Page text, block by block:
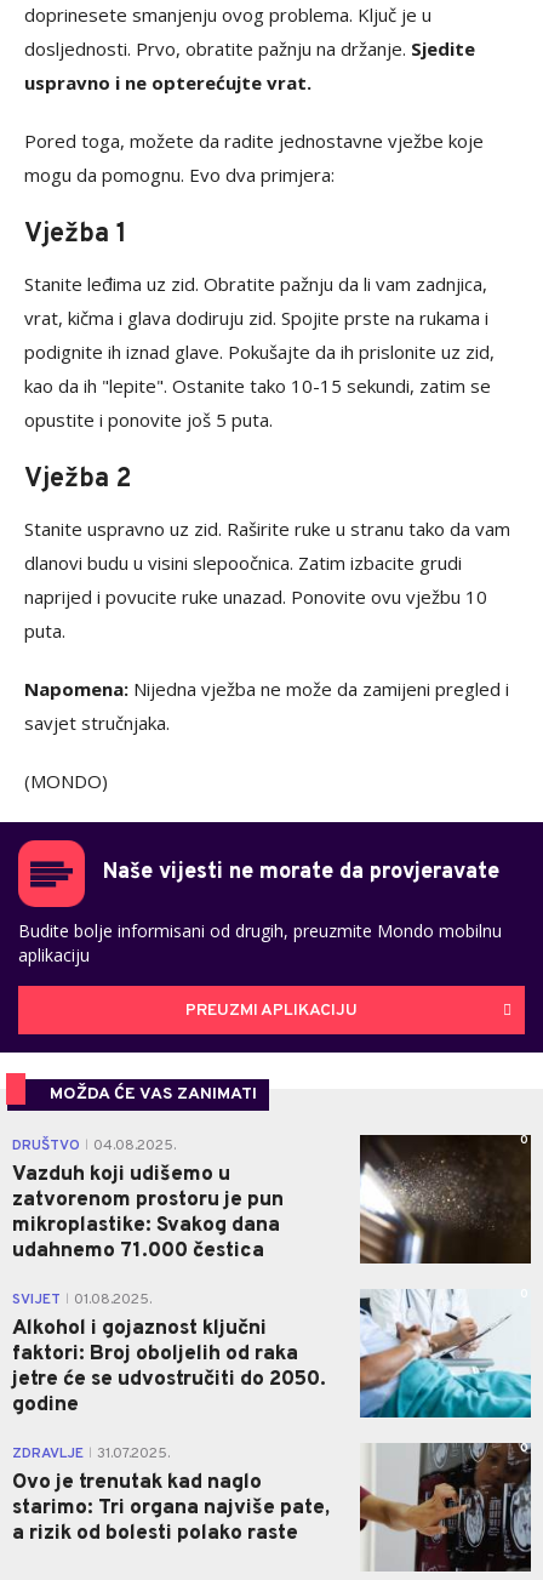
doprinesete smanjenju ovog problema. Ključ je u
dosljednosti. Prvo, obratite pažnju na držanje. Sjedite
uspravno i ne opterećujte vrat.
Pored toga, možete da radite jednostavne vježbe koje
mogu da pomognu. Evo dva primjera:
Vježba 1
Stanite leđima uz zid. Obratite pažnju da li vam zadnjica,
vrat, kičma i glava dodiruju zid. Spojite prste na rukama i
podignite ih iznad glave. Pokušajte da ih prislonite uz zid,
kao da ih "lepite". Ostanite tako 10-15 sekundi, zatim se
opustite i ponovite još 5 puta.
Vježba 2
Stanite uspravno uz zid. Raširite ruke u stranu tako da vam
dlanovi budu u visini slepoočnica. Zatim izbacite grudi
naprijed i povucite ruke unazad. Ponovite ovu vježbu 10
puta.
Napomena: Nijedna vježba ne može da zamijeni pregled i
savjet stručnjaka.
(MONDO)
Naše vijesti ne morate da provjeravate
Budite bolje informisani od drugih, preuzmite Mondo mobilnu
aplikaciju
PREUZMI APLIKACIJU
MOŽDA ĆE VAS ZANIMATI
DRUŠTVO 04.08.2025.
Vazduh koji udišemo u
zatvorenom prostoru je pun
mikroplastike: Svakog dana
udahnemo 71.000 čestica
0
SVIJET 01.08.2025.
Alkohol i gojaznost ključni
faktori: Broj oboljelih od raka
jetre će se udvostručiti do 2050.
godine
0
ZDRAVLJE 31.07.2025.
Ovo je trenutak kad naglo
starimo: Tri organa najviše pate,
a rizik od bolesti polako raste
0